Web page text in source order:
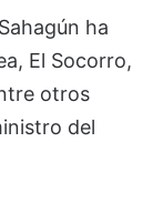
ha
El Socorro,
otros
del